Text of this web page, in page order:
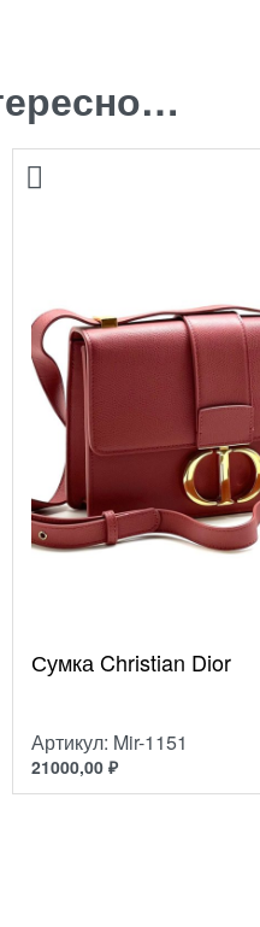
Сумка Christian Dior
Артикул: Mir-1151
21000,00 ₽